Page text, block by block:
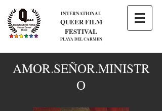
INTERNATIONAL
QUEER FILM
FESTIVAL
PLAYA DEL CARMEN
AMOR.SEÑOR.MINISTR
O